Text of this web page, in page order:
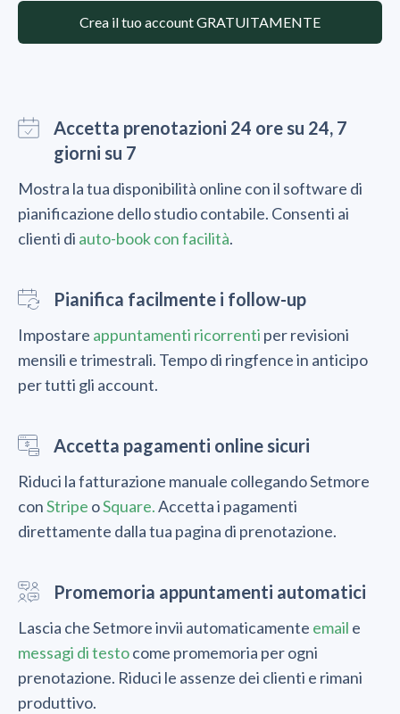
Crea il tuo account GRATUITAMENTE
Accetta prenotazioni 24 ore su 24, 7
giorni su 7
Mostra la tua disponibilità online con il software di
pianificazione dello studio contabile. Consenti ai
clienti di auto-book con facilità.
Pianifica facilmente i follow-up
Impostare appuntamenti ricorrenti per revisioni
mensili e trimestrali. Tempo di ringfence in anticipo
per tutti gli account.
Accetta pagamenti online sicuri
Riduci la fatturazione manuale collegando Setmore
conStripe oSquare.Accetta i pagamenti
direttamente dalla tua pagina di prenotazione.
Promemoria appuntamenti automatici
Lascia che Setmore invii automaticamente email e
messagi di testocome promemoria per ogni
prenotazione. Riduci le assenze dei clienti e rimani
produttivo.